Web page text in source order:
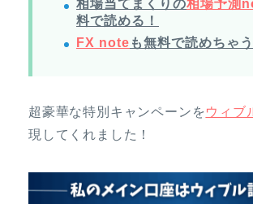
相場当てまくりの相場予測
料で読める！
FX note も無料で読めちゃう
超豪華な特別キャンペーンを ウィブ
現してくれました！